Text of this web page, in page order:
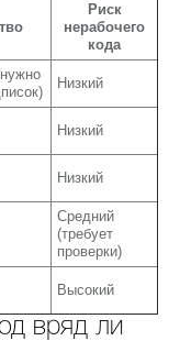
Риск
нерабочего
кода
Низкий
Низкий
Низкий
Средний
(требует
проверки)
Высокий
вряд ли